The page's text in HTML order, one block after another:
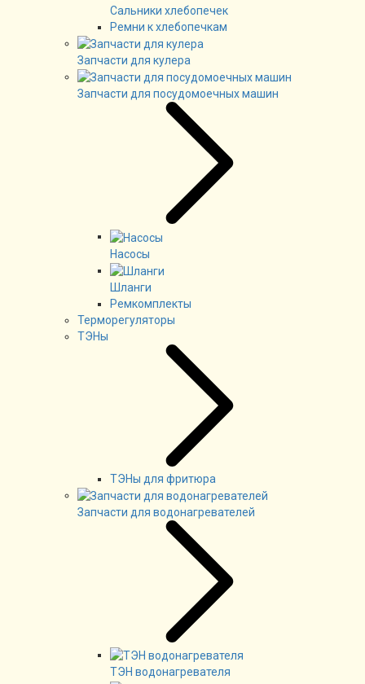
Сальники хлебопечек
Ремни к хлебопечкам
Запчасти для кулера
Запчасти для посудомоечных машин
Насосы
Шланги
Ремкомплекты
Терморегуляторы
ТЭНы
ТЭНы для фритюра
Запчасти для водонагревателей
ТЭН водонагревателя